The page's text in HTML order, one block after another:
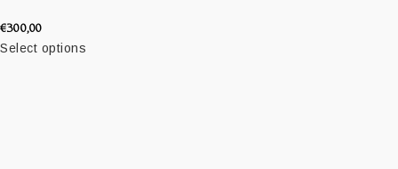
€300,00
Select options